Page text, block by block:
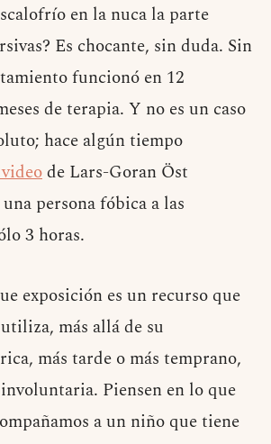
en la nuca la parte
Es chocante, sin duda. Sin
funcionó en 12
de terapia. Y no es un caso
hace algún tiempo
de Lars-Goran Öst
persona fóbica a las
3 horas.
exposición es un recurso que
más allá de su
más tarde o más temprano,
Piensen en lo que
a un niño que tiene